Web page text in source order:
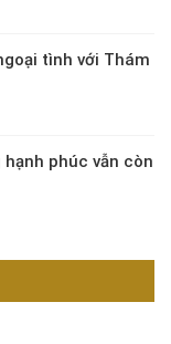
tình với Thám
phúc vẫn còn